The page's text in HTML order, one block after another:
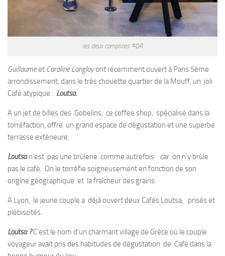
les deux complices ©DR
Guillaumeet Caroline Langloyont récemment ouvert à Paris 5ème
arrondissement, dans le très chouette quartier de la Mouff, un joli
Café atypique : Loutsa.
A un jet de billes des Gobelins, ce coffee shop, spécialisé dans la
torréfaction, offre un grand espace de dégustation et une superbe
terrasse extérieure.
Loutsan’est pas une brûlerie comme autrefois. car on n’y brûle
pas le café. On le torréfie soigneusement en fonction de son
origine géographique et la fraîcheur des grains.
A Lyon, le jeune couple a déjà ouvert deux Cafés Loutsa, prisés et
plébiscités.
Loutsa ?C’est le nom d’un charmant village de Grèce où le couple
voyageur avait pris des habitudes de dégustation de Café dans la